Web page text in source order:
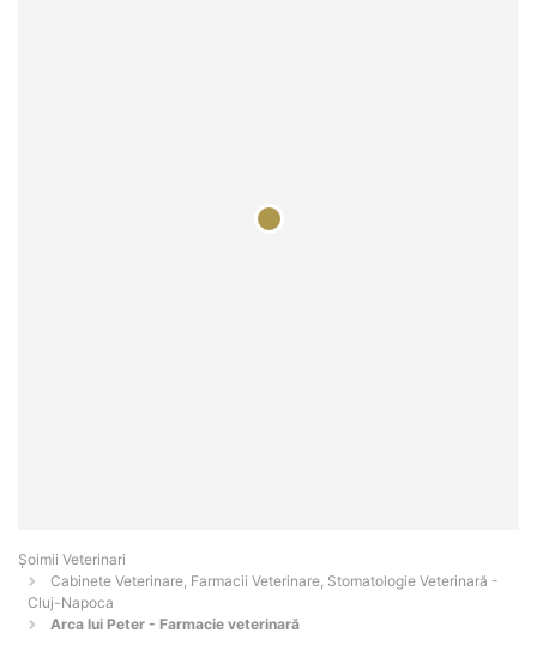
Șoimii Veterinari
Cabinete Veterinare, Farmacii Veterinare, Stomatologie Veterinară -
Cluj-Napoca
Arca lui Peter - Farmacie veterinară